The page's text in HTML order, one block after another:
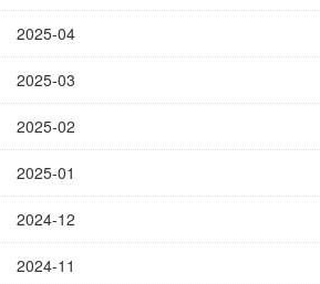
2025-04
2025-03
2025-02
2025-01
2024-12
2024-11